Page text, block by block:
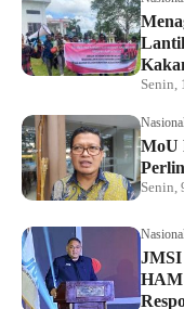
Senin,
MoU
Senin,
JMSI
HAM